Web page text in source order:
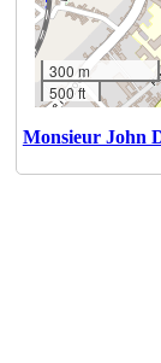
300 m
500 ft
Monsieur John